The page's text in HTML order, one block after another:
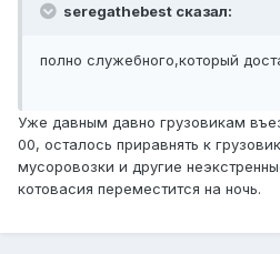
seregathebest сказал:
полно служебного,который
Уже давным давно грузовикам
00, осталось приравнять к
мусоровозки и другие
котовасия переместится на ночь.